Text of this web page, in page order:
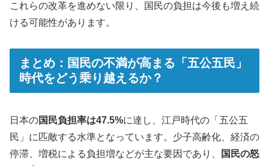
これらの改革を進めない限り、国民の負担は今後も増え続
ける可能性があります。
まとめ：国民の不満が高まる「五公五民」
時代をどう乗り越えるか？
日本の国民負担率は47.5%に達し、江戸時代の「五公五
民」に匹敵する水準となっています。少子高齢化、経済の
停滞、増税による負担増などが主な要因であり、
国民の怒